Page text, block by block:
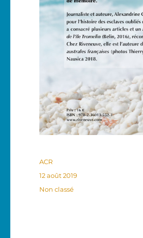
Auteur
ACR
Publié
12 août 2019
Catégories
Non classé